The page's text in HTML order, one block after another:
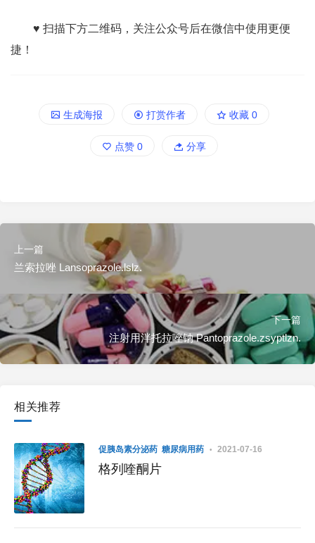
♥ 扫描下方二维码，关注公众号后在微信中使用更便
捷！
生成海报 打赏作者 收藏 0
点赞 0 分享
上一篇
兰索拉唑 Lansoprazole.lslz.
下一篇
注射用泮托拉唑钠 Pantoprazole.zsyptlzn.
相关推荐
促胰岛素分泌药 糖尿病用药 2021-07-16
格列喹酮片